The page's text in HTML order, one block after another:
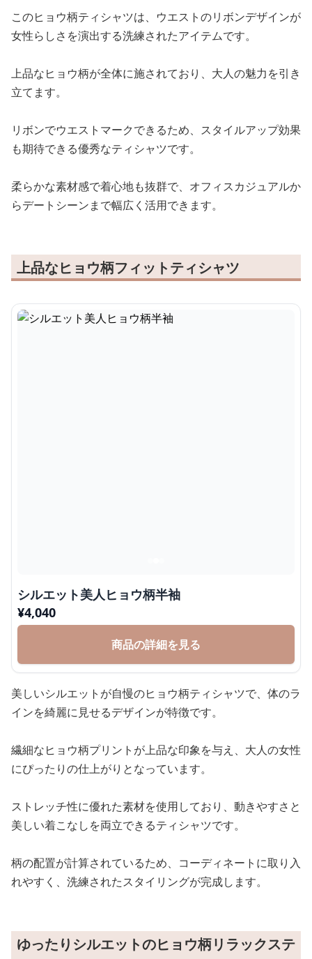
このヒョウ柄ティシャツは、ウエストのリボンデザインが
女性らしさを演出する洗練されたアイテムです。
上品なヒョウ柄が全体に施されており、大人の魅力を引き
立てます。
リボンでウエストマークできるため、スタイルアップ効果
も期待できる優秀なティシャツです。
柔らかな素材感で着心地も抜群で、オフィスカジュアルか
らデートシーンまで幅広く活用できます。
上品なヒョウ柄フィットティシャツ
シルエット美人ヒョウ柄半袖
¥4,040
商品の詳細を見る
美しいシルエットが自慢のヒョウ柄ティシャツで、体のラ
インを綺麗に見せるデザインが特徴です。
繊細なヒョウ柄プリントが上品な印象を与え、大人の女性
にぴったりの仕上がりとなっています。
ストレッチ性に優れた素材を使用しており、動きやすさと
美しい着こなしを両立できるティシャツです。
柄の配置が計算されているため、コーディネートに取り入
れやすく、洗練されたスタイリングが完成します。
ゆったりシルエットのヒョウ柄リラックステ